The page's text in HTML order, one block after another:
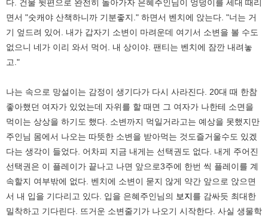
다. 건물 뒷편으로 완전히 돌아가자 은혜주인님이 엉덩이를 세대 때리
면서 "숫캐야 산책하니까 기분좋지." 하면서 벤치에 앉는다. "너는 거
기 엎드려 있어. 내가 갑자기 소변이 마려운데 여기서 소변을 볼 수도
없으니 네가 이리 와서 먹어. 내 상이야. 팬티는 벤치에 잠깐 내려놓
고."
나는 속으로 망설이는 감정이 생기다가 다시 사라진다. 20대 때 한참
좋아했던 여자가 있었는데 자위를 할 때면 그 여자가 나한테 소면을
먹이는 상상을 하기도 했다. 소변까지 먹일거라고는 예상을 못했지만
주인님 몸에서 나오는 따뜻한 소변을 받아먹는 것도즐거울수도 있겠
다는 생각이 들었다. 어차피 지금 내게는 선택권도 없다. 내게 주어진
선택권은 이 플레이가 끝나고 나면 앞으로3주에 한번 씩 플레이를 계
속할지 여부밖에 없다. 벤치에 소변이 묻지 않게 약간 앞으로 앉으면
서 내 입을 기다리고 있다. 입을 은혜주인님의 보지를 감싸듯 최대한
밀착하고 기다린다. 뜨거운 소변줄기가 나오기 시작한다. 사실 생물학